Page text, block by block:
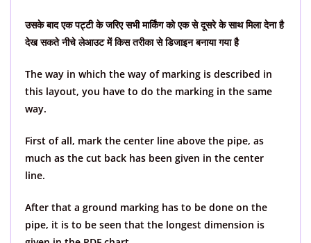
उसके बाद एक पट्टी के जरिए सभी मार्किंग को एक से दूसरे के साथ मिला देना है
देख सकते नीचे लेआउट में किस तरीका से डिजाइन बनाया गया है
The way in which the way of marking is described in
this layout, you have to do the marking in the same
way.
First of all, mark the center line above the pipe, as
much as the cut back has been given in the center
line.
After that a ground marking has to be done on the
pipe, it is to be seen that the longest dimension is